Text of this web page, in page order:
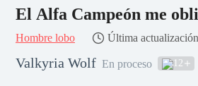
El Alfa Campeón me
Hombre lobo Última
Valkyria Wolf En proceso 12